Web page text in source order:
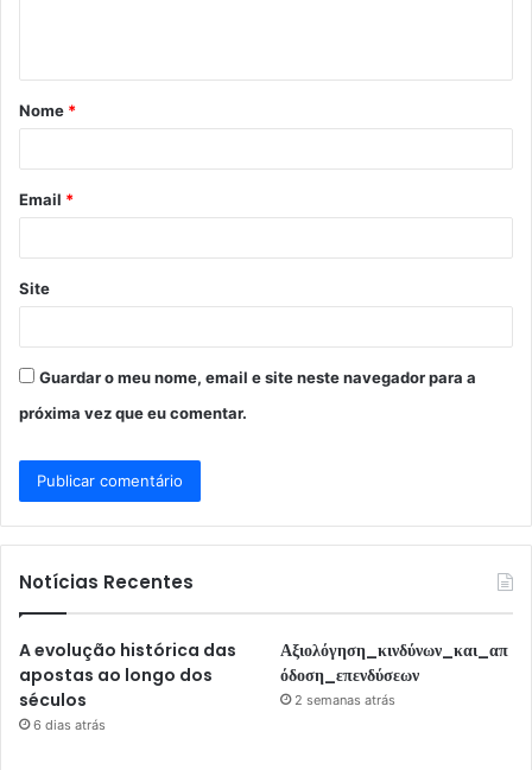
á
r
*
Nome *
Email *
Site
Guardar o meu nome, email e site neste navegador para a
próxima vez que eu comentar.
Notícias Recentes
A evolução histórica das
apostas ao longo dos
séculos
6 dias atrás
Αξιολόγηση_κινδύνων_και_απ
όδοση_επενδύσεων
2 semanas atrás